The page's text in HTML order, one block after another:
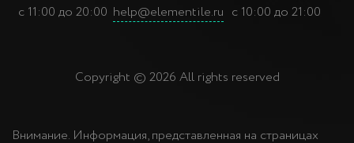
с 11:00 до 20:00 help@elementile.ru с 10:00 до 21:00
Copyright © 2026 All rights reserved
Внимание. Информация, представленная на страницах